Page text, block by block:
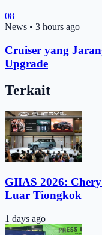
08
News • 3 hours ago
Cruiser yang
Upgrade
Terkait
GIIAS 2026:
Luar Tiongkok
1 days ago